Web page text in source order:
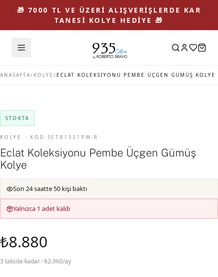
🎁 7000 TL VE ÜZERİ ALIŞVERİŞLERDE KAR
TANESİ KOLYE HEDİYE 🎁
ANASAYFA/ KOLYE / ECLAT KOLEKSIYONU PEMBE ÜÇGEN GÜMÜŞ KOLYE
STOKTA
KOLYE · KOD SET81531PW-R
Eclat Koleksiyonu Pembe Üçgen Gümüş
Kolye
Son 24 saatte 50 kişi baktı
Yalnızca 1 adet kaldı
₺8.880
3 taksite kadar · ₺2.960/ay